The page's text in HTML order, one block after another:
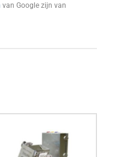
van Google zijn van